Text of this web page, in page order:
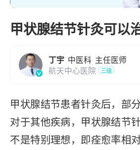
甲状腺结节针灸可以
丁宇 中医科 主任医师
航天中心医院
三级
甲状腺结节患者针灸后，部
对于其他疾病，甲状腺结节
不是特别理想，即痊愈率相